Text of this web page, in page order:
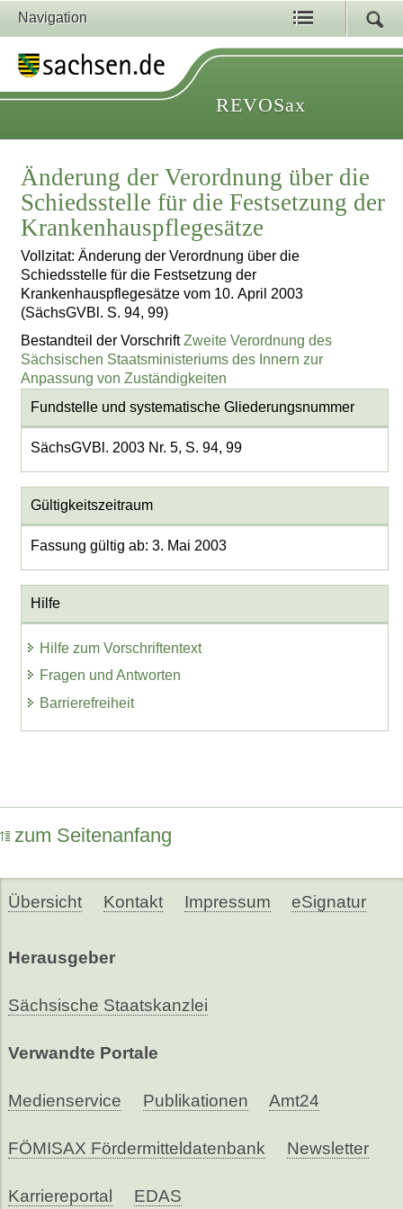
Navigation
REVOSax
Änderung der Verordnung über die
Schiedsstelle für die Festsetzung der
Krankenhauspflegesätze
Vollzitat: Änderung der Verordnung über die
Schiedsstelle für die Festsetzung der
Krankenhauspflegesätze vom 10. April 2003
(SächsGVBl. S. 94, 99)
Bestandteil der VorschriftZweite Verordnung des
Sächsischen Staatsministeriums des Innern zur
Anpassung von Zuständigkeiten
Fundstelle und systematische Gliederungsnummer
SächsGVBl. 2003 Nr. 5, S. 94, 99
Gültigkeitszeitraum
Fassung gültig ab: 3. Mai 2003
Hilfe
Hilfe zum Vorschriftentext
Fragen und Antworten
Barrierefreiheit
zum Seitenanfang
Übersicht Kontakt Impressum eSignatur
Herausgeber
Sächsische Staatskanzlei
Verwandte Portale
Medienservice Publikationen Amt24
FÖMISAX Fördermitteldatenbank Newsletter
Karriereportal EDAS